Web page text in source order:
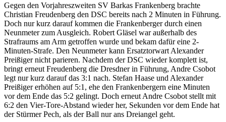
Gegen den Vorjahreszweiten SV Barkas Frankenberg brachte
Christian Freudenberg den DSC bereits nach 2 Minuten in Führung.
Doch nur kurz darauf kommen die Frankenberger durch einen
Neunmeter zum Ausgleich. Robert Gläsel war außerhalb des
Strafraums am Arm getroffen wurde und bekam dafür eine 2-
Minuten-Strafe. Den Neunmeter kann Ersatztorwart Alexander
Preißiger nicht parieren. Nachdem der DSC wieder komplett ist,
bringt erneut Freudenberg die Dresdner in Führung, Andre Csobot
legt nur kurz darauf das 3:1 nach. Stefan Haase und Alexander
Preißiger erhöhen auf 5:1, ehe den Frankenbergern eine Minuten
vor dem Ende das 5:2 gelingt. Doch erneut Andre Csobot stellt mit
6:2 den Vier-Tore-Abstand wieder her, Sekunden vor dem Ende hat
der Stürmer Pech, als der Ball nur ans Dreiangel geht.